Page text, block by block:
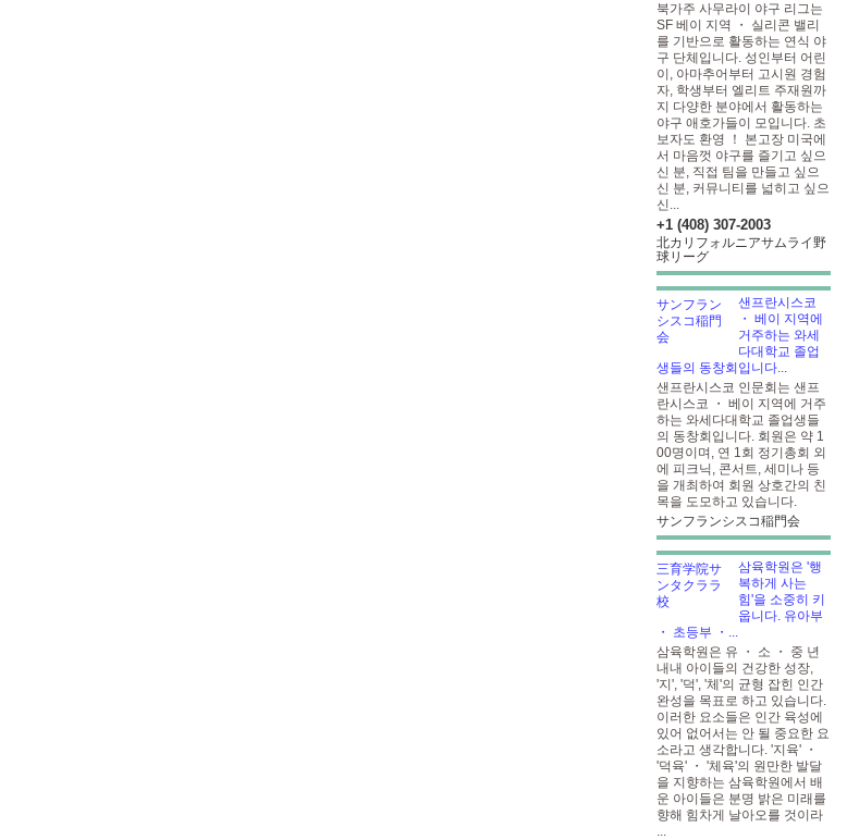
북가주 사무라이 야구 리그는
SF 베이 지역 ・ 실리콘 밸리
를 기반으로 활동하는 연식 야
구 단체입니다. 성인부터 어린
이, 아마추어부터 고시원 경험
자, 학생부터 엘리트 주재원까
지 다양한 분야에서 활동하는
야구 애호가들이 모입니다. 초
보자도 환영 ！ 본고장 미국에
서 마음껏 야구를 즐기고 싶으
신 분, 직접 팀을 만들고 싶으
신 분, 커뮤니티를 넓히고 싶으
신...
+1 (408) 307-2003
北カリフォルニアサムライ野
球リーグ
샌프란시스코
・ 베이 지역에
거주하는 와세
다대학교 졸업
생들의 동창회입니다...
샌프란시스코 인문회는 샌프
란시스코 ・ 베이 지역에 거주
하는 와세다대학교 졸업생들
의 동창회입니다. 회원은 약 1
00명이며, 연 1회 정기총회 외
에 피크닉, 콘서트, 세미나 등
을 개최하여 회원 상호간의 친
목을 도모하고 있습니다.
サンフランシスコ稲門会
삼육학원은 '행
복하게 사는
힘'을 소중히 키
웁니다. 유아부
・ 초등부 ・...
삼육학원은 유 ・ 소 ・ 중 년
내내 아이들의 건강한 성장,
'지', '덕', '체'의 균형 잡힌 인간
완성을 목표로 하고 있습니다.
이러한 요소들은 인간 육성에
있어 없어서는 안 될 중요한 요
소라고 생각합니다. '지육' ・
'덕육' ・ '체육'의 원만한 발달
을 지향하는 삼육학원에서 배
운 아이들은 분명 밝은 미래를
향해 힘차게 날아오를 것이라
...